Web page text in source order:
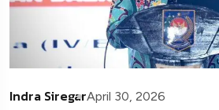
Indra SiregarApril 30, 2026